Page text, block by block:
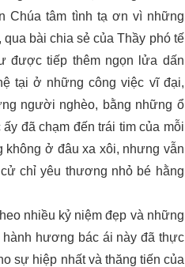
Chúa tâm tình tạ ơn vì những
bài chia sẻ của Thầy phó tế
được tiếp thêm ngọn lửa dấn
tại ở những công việc vĩ đại,
người nghèo, bằng những ổ
đã chạm đến trái tim của mỗi
không ở đâu xa xôi, nhưng vẫn
chỉ yêu thương nhỏ bé hằng
nhiều kỷ niệm đẹp và những
hương bác ái này đã thực
sự hiệp nhất và thăng tiến của